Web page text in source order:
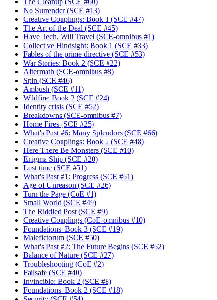
No Surrender (SCE #13)
Creative Couplings: Book 1 (SCE #47)
The Art of the Deal (SCE #45)
Have Tech, Will Travel (SCE-omnibus #1)
Collective Hindsight: Book 1 (SCE #33)
Fables of the prime directive (SCE #53)
War Stories: Book 2 (SCE #22)
Aftermath (SCE-omnibus #8)
Spin (SCE #46)
Ambush (SCE #11)
Wildfire: Book 2 (SCE #24)
Identity crisis (SCE #52)
Breakdowns (SCE-omnibus #7)
Home Fires (SCE #25)
What's Past #6: Many Splendors (SCE #66)
Creative Couplings: Book 2 (SCE #48)
Here There Be Monsters (SCE #10)
Enigma Ship (SCE #20)
Lost time (SCE #51)
What's Past #1: Progress (SCE #61)
Age of Unreason (SCE #26)
Turn the Page (CoE #1)
Small World (SCE #49)
The Riddled Post (SCE #9)
Creative Couplings (CoE-omnibus #10)
Foundations: Book 3 (SCE #19)
Malefictorum (SCE #50)
What's Past #2: The Future Begins (SCE #62)
Balance of Nature (SCE #27)
Troubleshooting (CoE #2)
Failsafe (SCE #40)
Invincible: Book 2 (SCE #8)
Foundations: Book 2 (SCE #18)